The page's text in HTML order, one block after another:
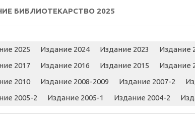
БИБЛИОТЕКАРСТВО 2025
2025 Издание 2024 Издание 2023 Издание
2017
Издание 2016 Издание 2015 Издание
2010
Издание 2008-2009 Издание 2007-2
2005-2
Издание 2005-1 Издание 2004-2